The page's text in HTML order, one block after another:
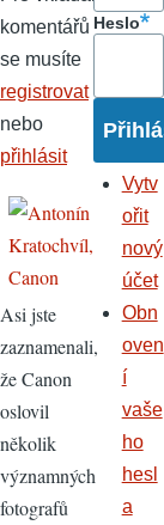
komentářů
se musíte
registrovat
nebo
přihlásit
Asi jste
zaznamenali,
že Canon
oslovil
několik
významných
fotografů
Heslo
Vytv
ořit
nový
účet
Obn
oven
í
vaše
ho
hesl
a